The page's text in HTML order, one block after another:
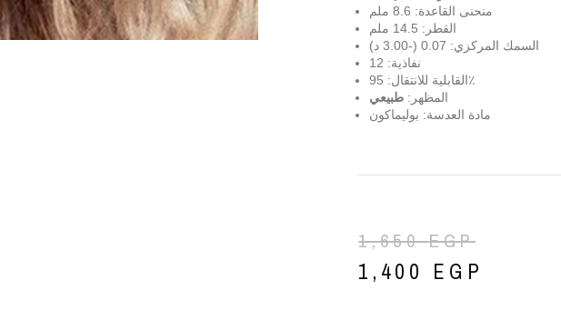
منحنى القاعدة: 8.6 ملم
القطر: 14.5 ملم
السمك المركزي: 0.07 (-3.00 د)
نفاذية: 12
القابلية للانتقال: 95٪
المظهر : طبيعي
مادة العدسة: بوليماكون
1,650EGP
1,400 EGP